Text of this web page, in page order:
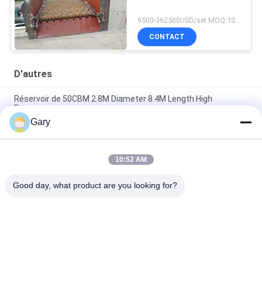
CONTACT
D'autres
Réservoir de 50CBM 2.8M Diameter 8.4M Length High
Pressure
Écran de vibration de asséchage de la granularité 0.35mm de
20TPH 45%
type horizontal broyeur de 23r/min 900×1800mm à boulets de
Gary
10:52 AM
Good day, what product are you looking for?